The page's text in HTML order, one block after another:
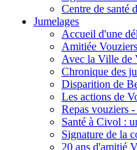
Centre de santé
Jumelages
Accueil d'une
Amitiée
Avec la Ville de
Chronique des
Disparition de
Les actions de
Repas vouziers
Santé à Civol :
Signature de la
20 ans d'amitié